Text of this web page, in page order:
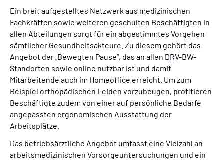
Ein breit aufgestelltes Netzwerk aus medizinischen
Fachkräften sowie weiteren geschulten Beschäftigten in
allen Abteilungen sorgt für ein abgestimmtes Vorgehen
sämtlicher Gesundheitsakteure. Zu diesem gehört das
Angebot der „Bewegten Pause“, das an allen DRV-BW-
Standorten sowie online nutzbar ist und damit
Mitarbeitende auch im Homeoffice erreicht. Um zum
Beispiel orthopädischen Leiden vorzubeugen, profitieren
Beschäftigte zudem von einer auf persönliche Bedarfe
angepassten ergonomischen Ausstattung der
Arbeitsplätze.
Das betriebsärztliche Angebot umfasst eine Vielzahl an
arbeitsmedizinischen Vorsorgeuntersuchungen und ein